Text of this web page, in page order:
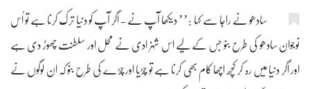
سادھو نے راجا سے کہا :’’ دیکھا آپ نے - اگر آپ کو دنیا ترک کرنا ہے تو اُس
نوجوان سادھو کی طرح بنو جس کے لیے اس شہزادی نے محل اور سلطنت چھوڑ دی ہے
اور اگر دنیا میں رہ کر کچھ اچھا کام بھی کرنا ہے تو چڑیا اور چڑے کی طرح بنو کہ ان لوگوں نے